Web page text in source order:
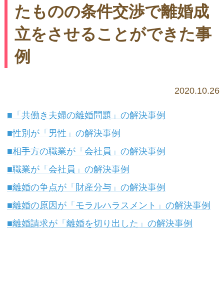
たものの条件交渉で離婚成
立をさせることができた事
例
2020.10.26
「共働き夫婦の離婚問題」の解決事例
性別が「男性」の解決事例
相手方の職業が「会社員」の解決事例
職業が「会社員」の解決事例
離婚の争点が「財産分与」の解決事例
離婚の原因が「モラルハラスメント」の解決事例
離婚請求が「離婚を切り出した」の解決事例